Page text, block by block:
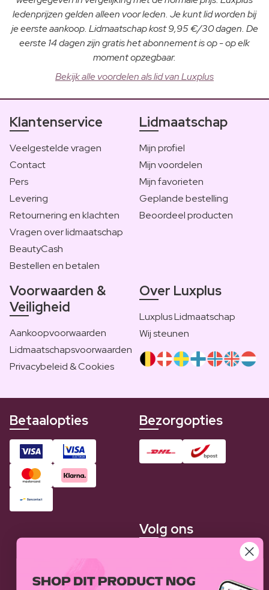
ledenprijzen gelden alleen voor leden. Je kunt lid worden bij
je eerste aankoop. Lidmaatschap kost 9,95 €/30 dagen. De
eerste 14 dagen zijn gratis het abonnement is op - op elk
moment opzegbaar.
Bekijk alle voordelen als lid van Luxplus
Klantenservice
Veelgestelde vragen
Contact
Pers
Levering
Retournering en klachten
Vragen over lidmaatschap
BeautyCash
Bestellen en betalen
Lidmaatschap
Mijn profiel
Mijn voordelen
Mijn favorieten
Geplande bestelling
Beoordeel producten
Voorwaarden &
Veiligheid
Aankoopvoorwaarden
Lidmaatschapsvoorwaarden
Privacybeleid & Cookies
Over Luxplus
Luxplus Lidmaatschap
Wij steunen
Betaalopties Bezorgopties
Volg ons